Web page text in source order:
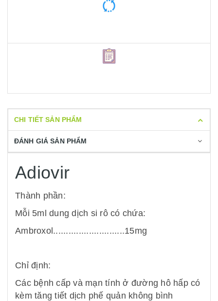
CHI TIẾT SẢN PHẨM
ĐÁNH GIÁ SẢN PHẨM
Adiovir
Thành phần:
Mỗi 5ml dung dịch si rô có chứa:
Ambroxol............................15mg
Chỉ định:
Các bệnh cấp và mạn tính ở đường hô hấp có
kèm tăng tiết dịch phế quản không bình